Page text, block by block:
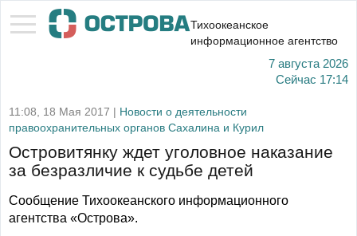
Тихоокеанское
информационное агентство
7 августа 2026
Сейчас 17:14
11:08, 18 Мая 2017 | Новости о деятельности
правоохранительных органов Сахалина и Курил
Островитянку ждет уголовное наказание
за безразличие к судьбе детей
Сообщение Тихоокеанского информационного
агентства «Острова».